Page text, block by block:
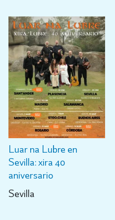
Luar na Lubre en
Sevilla: xira 40
aniversario
Sevilla